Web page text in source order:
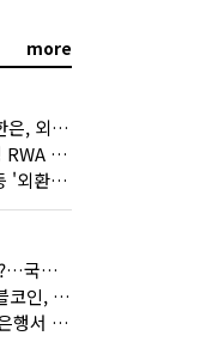
more
'달러 붙잡기' 안간힘…한은, 외화 초과지준에 이자 6개월 더
환율 14원 뛰자 4대 은행 RWA 6조 '눈덩이'…2배 뛴 2분기는?
한은·금감원, 시장교란 등 '외환공동검사'…환율 급등 전방위 대응
스테이블코인 법안 언제?…국회에 쏠린 시선
BOK 컨퍼런스 "스테이블코인, 결제 넘어 보험 대출 등 금융 연결 도구"
M&A 잠룡 하나금융, 비은행서 '두나무'로 눈돌린 이유는